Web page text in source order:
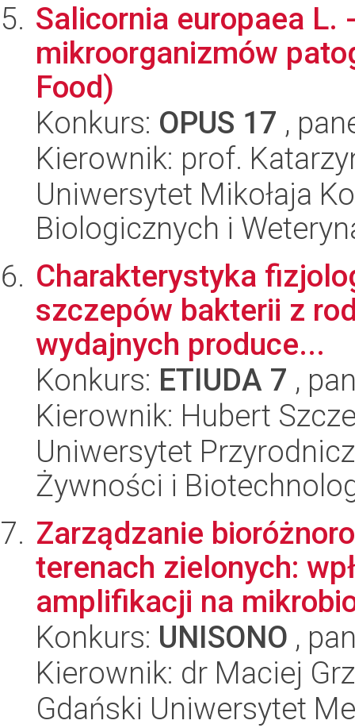
Salicornia europaea L.
mikroorganizmów
Food)
Konkurs: OPUS 17 ,
Kierownik: prof.
Uniwersytet Mikołaja
Biologicznych i
Charakterystyka
szczepów bakterii z
wydajnych produce...
Konkurs: ETIUDA 7 ,
Kierownik: Hubert
Uniwersytet
Żywności i
Zarządzanie
terenach zielonych:
amplifikacji na
Konkurs: UNISONO ,
Kierownik: dr Maciej
Gdański Uniwersytet